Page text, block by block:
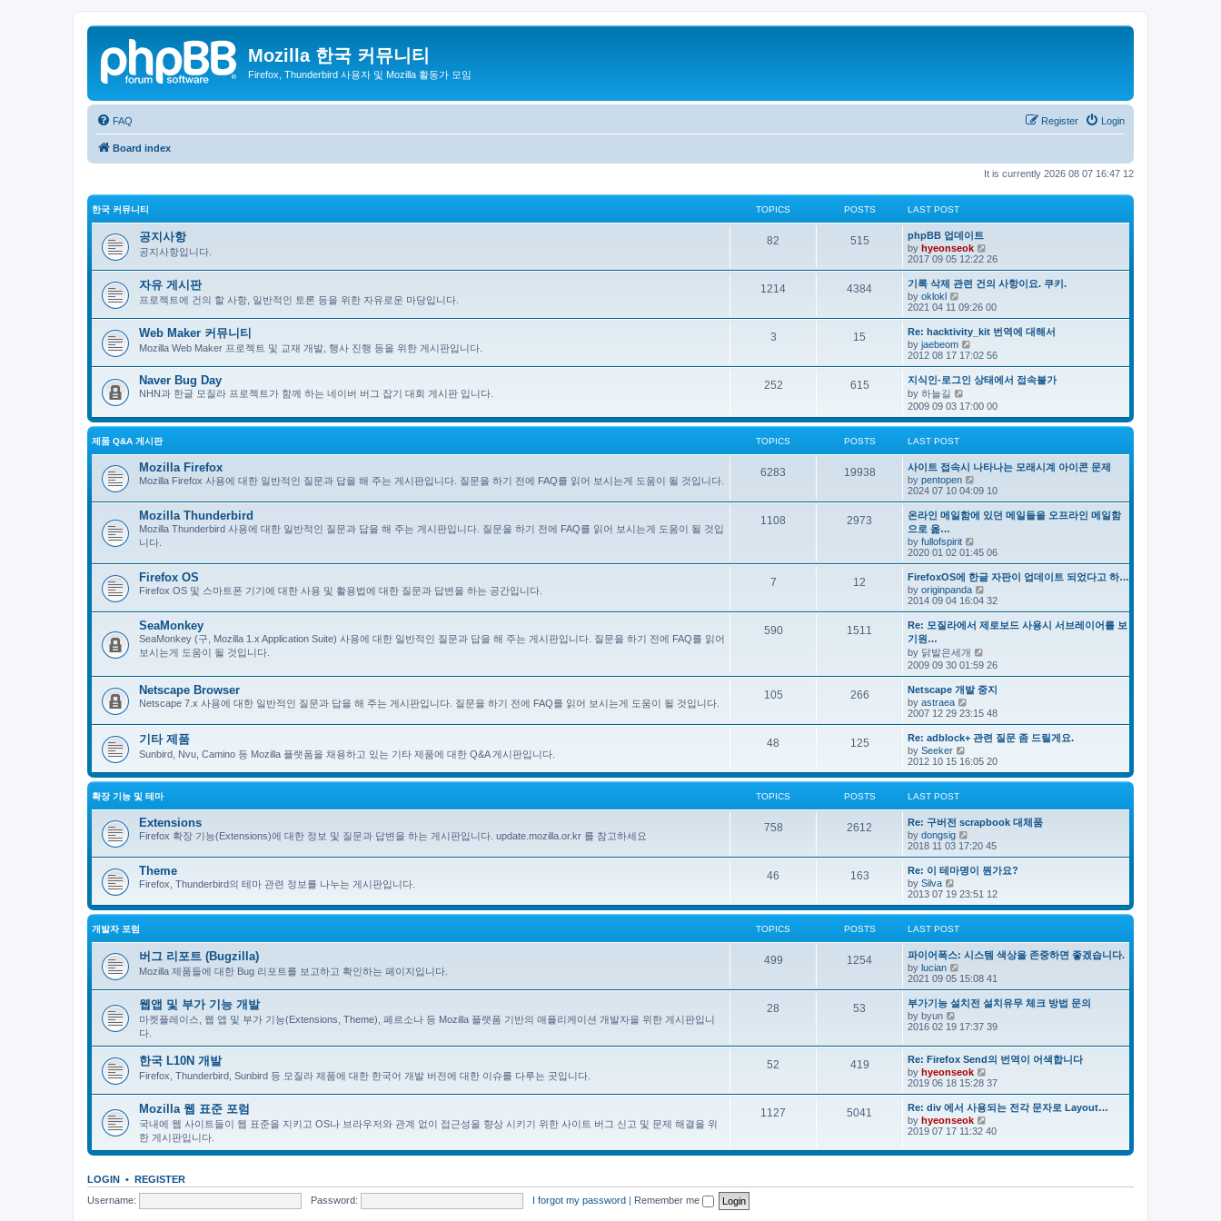
Mozilla 한국 커뮤니티
Firefox, Thunderbird 사용자 및 Mozilla 활동가 모임
FAQ Login
Register
Board index
It is currently 2026 08 07 16:47 12
한국 커뮤니티 TOPICS POSTS LAST POST
공지사항
공지사항입니다.
82 515
phpBB 업데이트
by hyeonseok
i
e
w
t
h
e
l
a
e
s
t
p
s
t
2017 09 05 12:22 26
자유 게시판
프로젝트에 건의 할 사항, 일반적인 토론 등을 위한 자유로운 마당입니다.
1214 4384
기록 삭제 관련 건의 사항이요. 쿠키.
by oklokl
i
e
w
t
h
e
l
a
t
e
s
t
s
t
2021 04 11 09:26 00
Web Maker 커뮤니티
Mozilla Web Maker 프로젝트 및 교재 개발, 행사 진행 등을 위한 게시판입니다.
3 15
Re: hacktivity_kit 번역에 대해서
by jaebeom
i
e
w
e
l
a
e
s
t
p
o
s
t
2012 08 17 17:02 56
Naver Bug Day
NHN과 한글 모질라 프로젝트가 함께 하는 네이버 버그 잡기 대회 게시판 입니다.
252 615
지식인-로그인 상태에서 접속불가
by 하늘길
i
w
e
l
a
t
e
s
t
o
s
t
2009 09 03 17:00 00
제품 Q&A 게시판 TOPICS POSTS LAST POST
Mozilla Firefox
Mozilla Firefox 사용에 대한 일반적인 질문과 답을 해 주는 게시판입니다. 질문을 하기 전에 FAQ를 읽어 보시는게 도움이 될 것입니다.
6283 19938
사이트 접속시 나타나는 모래시계 아이콘 문제
by pentopen
i
e
w
t
l
a
t
e
s
t
p
o
t
2024 07 10 04:09 10
Mozilla Thunderbird
Mozilla Thunderbird 사용에 대한 일반적인 질문과 답을 해 주는 게시판입니다. 질문을 하기 전에 FAQ를 읽어 보시는게 도움이 될 것입
니다.
1108 2973
온라인 메일함에 있던 메일들을 오프라인 메일함
으로 옮…
by fullofspirit
i
e
w
t
h
e
l
a
e
s
t
o
t
2020 01 02 01:45 06
Firefox OS
Firefox OS 및 스마트폰 기기에 대한 사용 및 활용법에 대한 질문과 답변을 하는 공간입니다.
7 12
FirefoxOS에 한글 자판이 업데이트 되었다고 하…
by originpanda
i
e
w
t
l
a
t
e
s
o
t
2014 09 04 16:04 32
SeaMonkey
SeaMonkey (구, Mozilla 1.x Application Suite) 사용에 대한 일반적인 질문과 답을 해 주는 게시판입니다. 질문을 하기 전에 FAQ를 읽어
보시는게 도움이 될 것입니다.
590 1511
Re: 모질라에서 제로보드 사용시 서브레이어를 보
기원…
by 닭발은세개
w
t
e
l
a
e
s
t
t
2009 09 30 01:59 26
Netscape Browser
Netscape 7.x 사용에 대한 일반적인 질문과 답을 해 주는 게시판입니다. 질문을 하기 전에 FAQ를 읽어 보시는게 도움이 될 것입니다.
105 266
Netscape 개발 중지
by astraea
i
e
w
t
h
e
l
e
s
p
s
t
2007 12 29 23:15 48
기타 제품
Sunbird, Nvu, Camino 등 Mozilla 플랫폼을 채용하고 있는 기타 제품에 대한 Q&A 게시판입니다.
48 125
Re: adblock+ 관련 질문 좀 드릴게요.
by Seeker
i
e
w
l
a
t
e
s
p
s
2012 10 15 16:05 20
확장 기능 및 테마 TOPICS POSTS LAST POST
Extensions
Firefox 확장 기능(Extensions)에 대한 정보 및 질문과 답변을 하는 게시판입니다. update.mozilla.or.kr 를 참고하세요
758 2612
Re: 구버전 scrapbook 대체품
by dongsig
i
e
w
h
e
l
e
s
p
s
t
2018 11 03 17:20 45
Theme
Firefox, Thunderbird의 테마 관련 정보를 나누는 게시판입니다.
46 163
Re: 이 테마명이 뭔가요?
by Silva
i
e
w
t
l
a
t
e
s
p
s
t
2013 07 19 23:51 12
개발자 포럼 TOPICS POSTS LAST POST
버그 리포트 (Bugzilla)
Mozilla 제품들에 대한 Bug 리포트를 보고하고 확인하는 페이지입니다.
499 1254
파이어폭스: 시스템 색상을 존중하면 좋겠습니다.
by lucian
i
e
w
t
h
e
a
t
e
s
t
p
o
s
2021 09 05 15:08 41
웹앱 및 부가 기능 개발
마켓플레이스, 웹 앱 및 부가 기능(Extensions, Theme), 페르소나 등 Mozilla 플랫폼 기반의 애플리케이션 개발자을 위한 게시판입니
다.
28 53
부가기능 설치전 설치유무 체크 방법 문의
by byun
i
w
t
h
e
a
t
e
s
p
t
2016 02 19 17:37 39
한국 L10N 개발
Firefox, Thunderbird, Sunbird 등 모질라 제품에 대한 한국어 개발 버전에 대한 이슈를 다루는 곳입니다.
52 419
Re: Firefox Send의 번역이 어색합니다
by hyeonseok
i
e
w
t
h
e
a
s
2019 06 18 15:28 37
Mozilla 웹 표준 포럼
국내에 웹 사이트들이 웹 표준을 지키고 OS나 브라우저와 관계 없이 접근성을 향상 시키기 위한 사이트 버그 신고 및 문제 해결을 위
한 게시판입니다.
1127 5041
Re: div 에서 사용되는 전각 문자로 Layout…
by hyeonseok
i
w
e
2019 07 17 11:32 40
LOGIN • REGISTER
Username:
Password: I forgot my password | Remember me